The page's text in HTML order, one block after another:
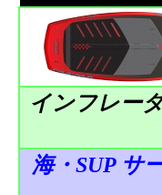
インフレー
海・SUP サ